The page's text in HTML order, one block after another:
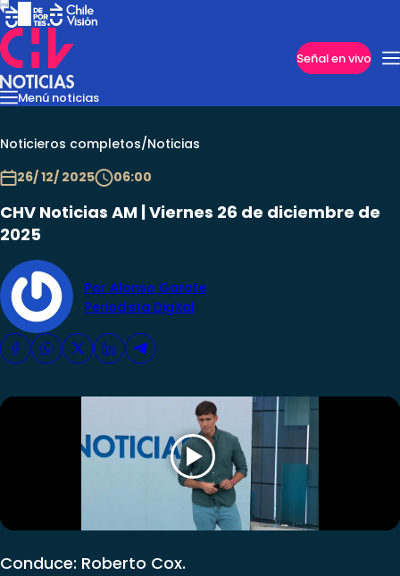
Señal en vivo
Menú noticias
InternacionalReportajesCazanoticiasEconomíaCasos
Noticieros completos/Noticias
26/ 12/ 2025
06:00
CHV Noticias AM | Viernes 26 de diciembre de
2025
Por Alonso Garate
Periodista Digital
Conduce: Roberto Cox.
Imperdibles
Contigo en Directo
Plan Perfecto